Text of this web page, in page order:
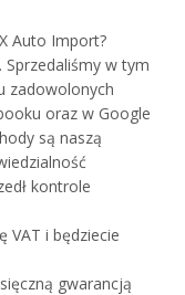
Auto Import?
w tym
zadowolonych
oraz w Google
są naszą
kontrole
VAT i będziecie
gwarancją